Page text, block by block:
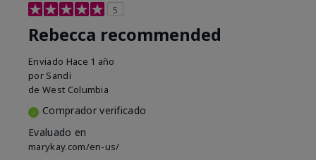
5
Rebecca recommended
Enviado Hace 1 año
por Sandi
de West Columbia
Comprador verificado
Evaluado en
marykay.com/en-us/